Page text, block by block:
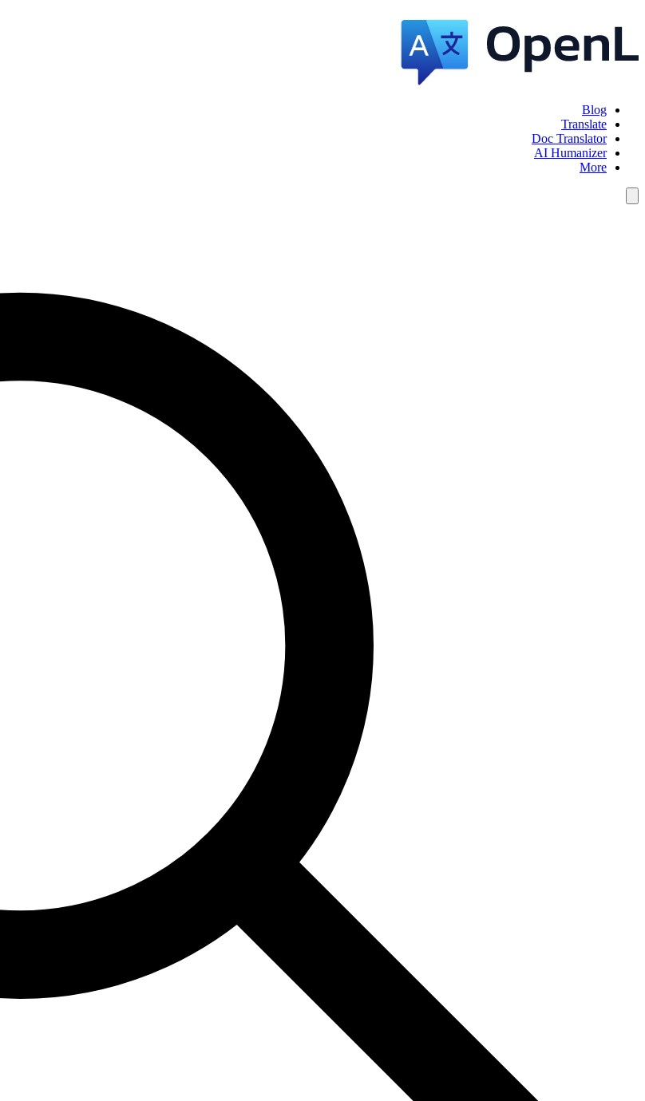
Blog
Translate
Doc Translator
AI Humanizer
More